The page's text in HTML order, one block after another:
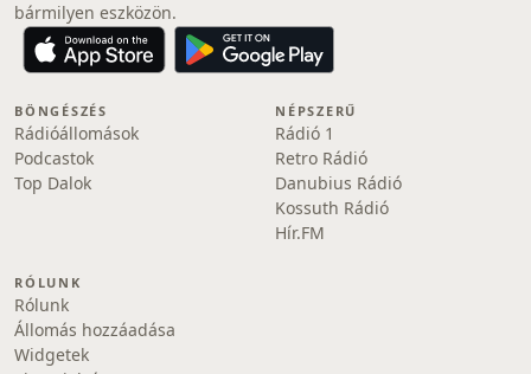
bármilyen eszközön.
BÖNGÉSZÉS
Rádióállomások
Podcastok
Top Dalok
NÉPSZERŰ
Rádió 1
Retro Rádió
Danubius Rádió
Kossuth Rádió
Hír.FM
RÓLUNK
Rólunk
Állomás hozzáadása
Widgetek